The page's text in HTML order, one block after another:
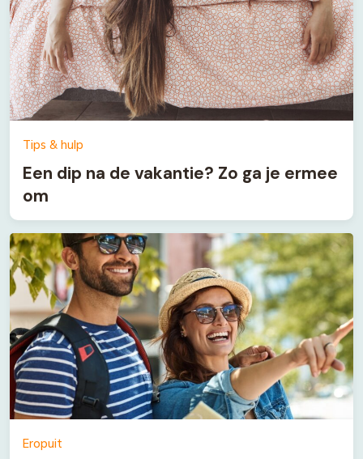
Tips & hulp
Een dip na de vakantie? Zo ga je ermee
om
Eropuit